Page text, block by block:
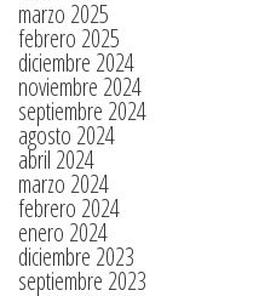
marzo 2025
febrero 2025
diciembre 2024
noviembre 2024
septiembre 2024
agosto 2024
abril 2024
marzo 2024
febrero 2024
enero 2024
diciembre 2023
septiembre 2023